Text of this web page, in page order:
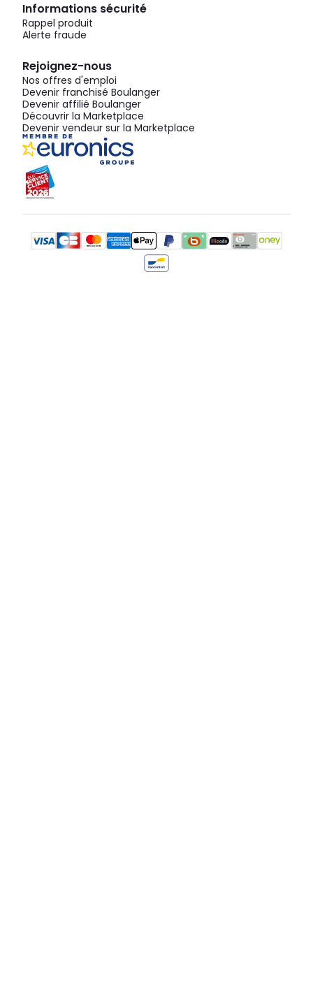
Informations sécurité
Rappel produit
Alerte fraude
Rejoignez-nous
Nos offres d'emploi
Devenir franchisé Boulanger
Devenir affilié Boulanger
Découvrir la Marketplace
Devenir vendeur sur la Marketplace